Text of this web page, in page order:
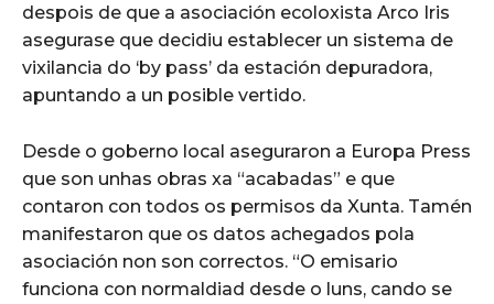
despois de que a asociación ecoloxista Arco Iris
asegurase que decidiu establecer un sistema de
vixilancia do ‘by pass’ da estación depuradora,
apuntando a un posible vertido.
Desde o goberno local aseguraron a Europa Press
que son unhas obras xa “acabadas” e que
contaron con todos os permisos da Xunta. Tamén
manifestaron que os datos achegados pola
asociación non son correctos. “O emisario
funciona con normaldiad desde o luns, cando se